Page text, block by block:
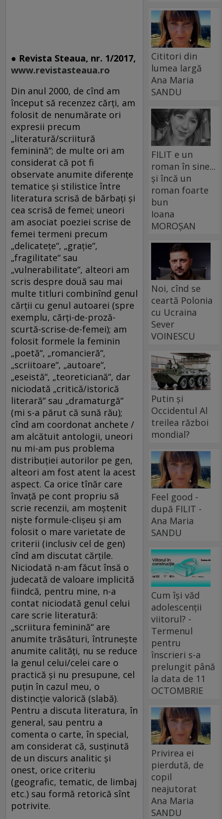
● Revista Steaua, nr. 1/2017,
www.revistasteaua.ro
Din anul 2000, de cînd am
început să recenzez cărţi, am
folosit de nenumărate ori
expresii precum
„literatură/scriitură
feminină“; de multe ori am
considerat că pot fi
observate anumite diferenţe
tematice şi stilistice între
literatura scrisă de bărbaţi şi
cea scrisă de femei; uneori
am asociat poeziei scrise de
femei termeni precum
„delicateţe“, „graţie“,
„fragilitate“ sau
„vulnerabilitate“, alteori am
scris despre două sau mai
multe titluri combinînd genul
cărţii cu genul autoarei (spre
exemplu, cărţi-de-proză-
scurtă-scrise-de-femei); am
folosit formele la feminin
„poetă“, „romancieră“,
„scriitoare“, „autoare“,
„eseistă“, „teoreticiană“, dar
niciodată „critică/istorică
literară“ sau „dramaturgă“
(mi s-a părut că sună rău);
cînd am coordonat anchete /
am alcătuit antologii, uneori
nu mi-am pus problema
distribuţiei autorilor pe gen,
alteori am fost atent la acest
aspect. Ca orice tînăr care
învaţă pe cont propriu să
scrie recenzii, am moştenit
nişte formule-clişeu şi am
folosit o mare varietate de
criterii (inclusiv cel de gen)
cînd am discutat cărţile.
Niciodată n-am făcut însă o
judecată de valoare implicită
fiindcă, pentru mine, n-a
contat niciodată genul celui
care scrie literatură:
„scriitura feminină“ are
anumite trăsături, întruneşte
anumite calităţi, nu se reduce
la genul celui/celei care o
practică şi nu presupune, cel
puţin în cazul meu, o
distincţie valorică (slabă).
Pentru a discuta literatura, în
general, sau pentru a
comenta o carte, în special,
am considerat că, susţinută
de un discurs analitic şi
onest, orice criteriu
(geografic, tematic, de limbaj
etc.) sau formă retorică sînt
potrivite.
Cititori din
lumea largă
Ana Maria
SANDU
FILIT e un
roman în sine...
și încă un
roman foarte
bun
Ioana
MOROȘAN
Noi, cînd se
ceartă Polonia
cu Ucraina
Sever
VOINESCU
Putin și
Occidentul Al
treilea război
mondial?
Feel good -
după FILIT -
Ana Maria
SANDU
Cum își văd
adolescenții
viitorul? -
Termenul
pentru
înscrieri s-a
prelungit până
la data de 11
OCTOMBRIE
Privirea ei
pierdută, de
copil
neajutorat
Ana Maria
SANDU